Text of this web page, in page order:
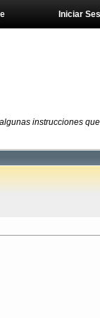
Iniciar
instrucciones